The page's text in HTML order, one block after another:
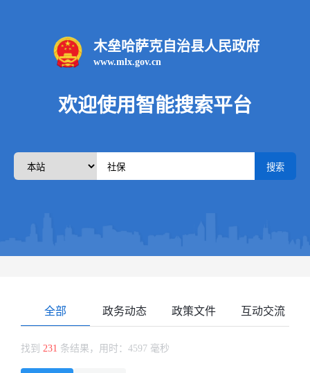
木垒哈萨克自治县人民政府
www.mlx.gov.cn
欢迎使用智能搜索平台
搜索
全部 政务动态 政策文件 互动交流
找到 231 条结果，用时：4597 毫秒